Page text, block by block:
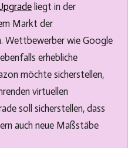
liegt in der
Markt der
Wettbewerber wie Google
erhebliche
möchte sicherstellen,
virtuellen
soll sicherstellen, dass
auch neue Maßstäbe